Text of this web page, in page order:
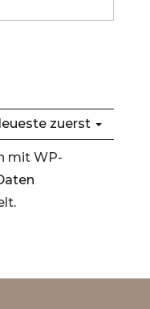
zuerst
mit WP-
.